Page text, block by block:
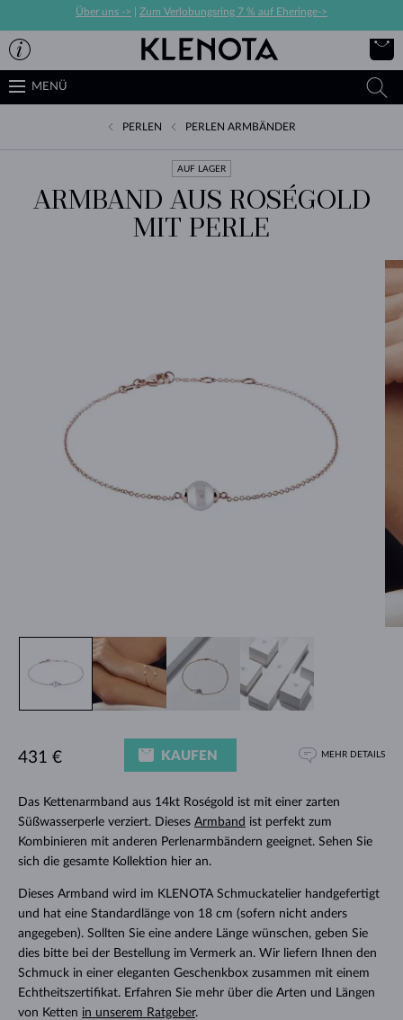
Über uns -> Zum Verlobungsring 7 % auf Eheringe->
MENÜ
PERLEN PERLEN ARMBÄNDER
AUF LAGER
ARMBAND AUS ROSÉGOLD
MIT PERLE
Das Kettenarmband aus 14kt Roségold ist mit einer zarten
Süßwasserperle verziert. Dieses Armband ist perfekt zum
Kombinieren mit anderen Perlenarmbändern geeignet. Sehen Sie
sich die gesamte Kollektion hier an.
Dieses Armband wird im KLENOTA Schmuckatelier handgefertigt
und hat eine Standardlänge von 18 cm (sofern nicht anders
angegeben). Sollten Sie eine andere Länge wünschen, geben Sie
dies bitte bei der Bestellung im Vermerk an. Wir liefern Ihnen den
Schmuck in einer eleganten Geschenkbox zusammen mit einem
Echtheitszertifikat. Erfahren Sie mehr über die Arten und Längen
von Ketten in unserem Ratgeber.
431 € KAUFEN MEHR DETAILS